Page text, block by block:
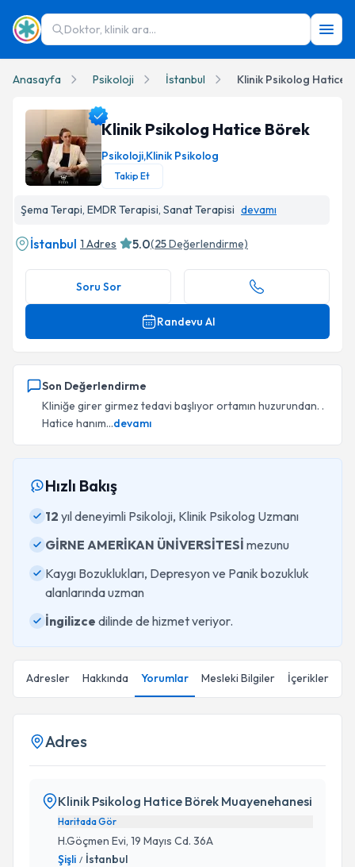
Doktor, klinik ara...
Anasayfa Psikoloji İstanbul Klinik Psikolog Hatice
Klinik Psikolog Hatice Börek
Psikoloji,Klinik Psikolog
Takip Et
Şema Terapi, EMDR Terapisi, Sanat Terapisi devamı
İstanbul 1 Adres 5.0(25Değerlendirme)
Soru Sor
Randevu Al
Son Değerlendirme
Kliniğe girer girmez tedavi başlıyor ortamın huzurundan. .
Hatice hanım...devamı
Hızlı Bakış
12 yıl deneyimli Psikoloji, Klinik Psikolog Uzmanı
GİRNE AMERİKAN ÜNİVERSİTESİ mezunu
Kaygı Bozuklukları, Depresyon ve Panik bozukluk
alanlarında uzman
İngilizce dilinde de hizmet veriyor.
Adresler Hakkında Yorumlar Mesleki Bilgiler İçerikler
Adres
Klinik Psikolog Hatice Börek Muayenehanesi
Haritada Gör
H.Göçmen Evi, 19 Mayıs Cd. 36A
Şişli / İstanbul